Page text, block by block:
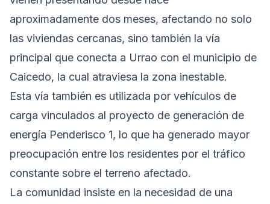
aproximadamente dos meses, afectando no solo
las viviendas cercanas, sino también la vía
principal que conecta a Urrao con el municipio de
Caicedo, la cual atraviesa la zona inestable.
Esta vía también es utilizada por vehículos de
carga vinculados al proyecto de generación de
energía Penderisco 1, lo que ha generado mayor
preocupación entre los residentes por el tráfico
constante sobre el terreno afectado.
La comunidad insiste en la necesidad de una